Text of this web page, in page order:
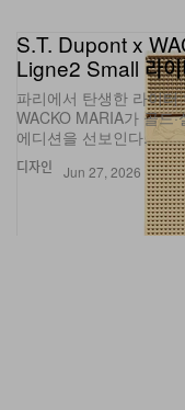
디자인
S.T. Dupont x
Ligne2 Small 라이
파리에서 탄생한 라이
WACKO MARIA가 골드
에디션을 선보인다.
Jun 27, 2026